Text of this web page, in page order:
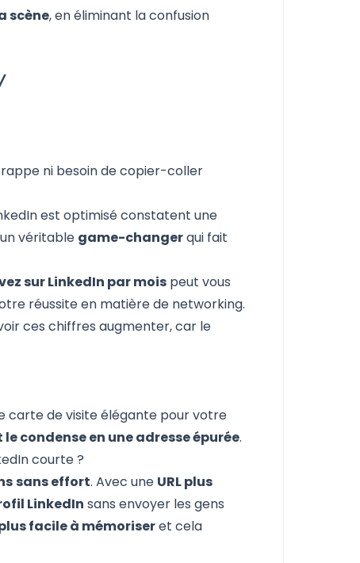
scène, en éliminant la confusion
ni besoin de copier-coller
est optimisé constatent une
un véritable game-changerqui fait
sur LinkedIn par mois peut vous
réussite en matière de networking.
ces chiffres augmenter, car le
carte de visite élégante pour votre
condense en une adresse épurée.
courte ?
sans effort. Avec une URL plus
LinkedIn sans envoyer les gens
facile à mémoriseret cela